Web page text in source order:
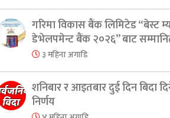
गरिमा विकास बैंक लिमिटेड “बेस्ट
डेभेलपमेन्ट बैंक २०२६” बाट
३ महिना अगाडि
शनिबार र आइतबार दुई दिन बिदा
निर्णय